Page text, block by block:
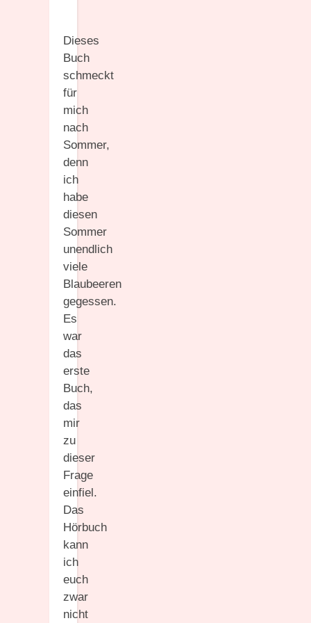
Dieses
Buch
schmeckt
für
mich
nach
Sommer,
denn
ich
habe
diesen
Sommer
unendlich
viele
Blaubeeren
gegessen.
Es
war
das
erste
Buch,
das
mir
zu
dieser
Frage
einfiel.
Das
Hörbuch
kann
ich
euch
zwar
nicht